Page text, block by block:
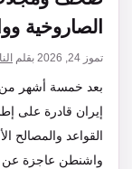
الصاروخية
تموز 24, 2026 بقلم
بعد خمسة أشهر من
إيران قادرة على
القواعد والمصالح
واشنطن عاجزة عن